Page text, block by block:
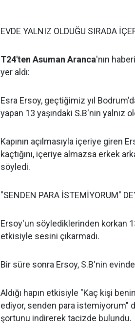
EVDE YALNIZ OLDUĞU SIRADA
T24'ten Asuman Aranca'nın
yer aldı:
Esra Ersoy, geçtiğimiz yıl
yapan 13 yaşındaki S.B'nin yalnız
Kapının açılmasıyla içeriye giren
kaçtığını, içeriye almazsa erkek
söyledi.
"SENDEN PARA İSTEMİYORUM"
Ersoy'un söylediklerinden korkan
etkisiyle sesini çıkarmadı.
Bir süre sonra Ersoy, S.B'nin
Aldığı hapın etkisiyle "Kaç kişi
ediyor, senden para istemiyorum"
şortunu indirerek tacizde bulundu.